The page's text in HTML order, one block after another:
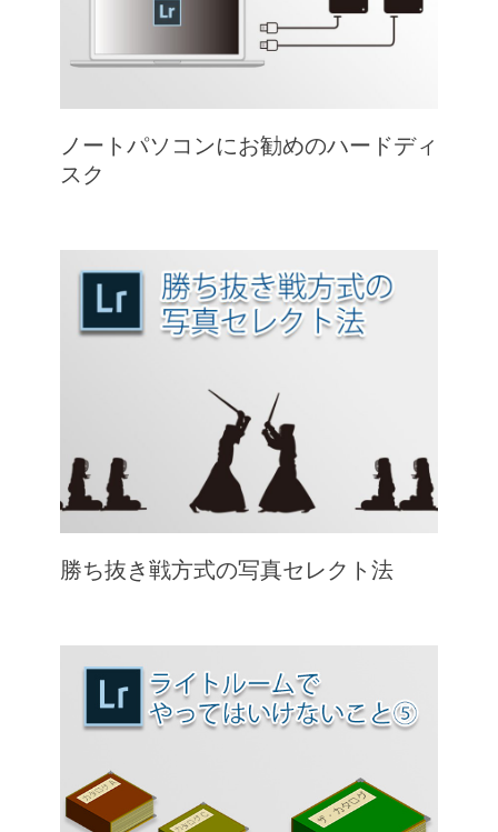
ノートパソコンにお勧めのハードディ
スク
勝ち抜き戦方式の写真セレクト法